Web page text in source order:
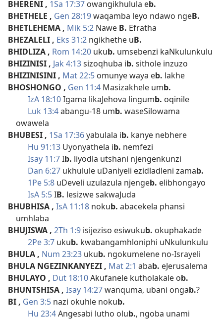
BHERENI , 1Sa 17:37 owangikhulula eb.
BHETHELE , Gen 28:19waqamba leyo ndawo ngeB.
BHETLEHEMA , Mik 5:2 Nawe B. Efratha
BHEZALELI , Eks 31:2 ngikhethe uB.
BHIDLIZA , Rom 14:20 ukub. umsebenzi kaNkulunkulu
BHIZINISI , Jak 4:13sizoqhuba ib. sithole inzuzo
BHIZINISINI , Mat 22:5 omunye waya eb. lakhe
BHOSHONGO , Gen 11:4 Masizakhele umb.
IzA 18:10Igama likaJehova lingumb. oqinile
Luk 13:4abangu-18 umb. waseSilowama
owawela
BHUBESI , 1Sa 17:36yabulala ib. kanye nebhere
Hu 91:13 Uyonyathela ib. nemfezi
Isay 11:7Ib. liyodla utshani njengenkunzi
Dan 6:27 ukhulule uDaniyeli ezidladleni zamab.
1Pe 5:8 uDeveli uzulazula njengeb. elibhongayo
IsA 5:5IB. lesizwe sakwaJuda
BHUBHISA , IsA 11:18 nokub. abacekela phansi
umhlaba
BHUJISWA , 2Th 1:9 isijeziso esiwukub. okuphakade
2Pe 3:7 ukub. kwabangamhloniphi uNkulunkulu
BHULA , Num 23:23 ukub. ngokumelene no-Israyeli
BHULA NGEZINKANYEZI , Mat 2:1 abab. eJerusalema
BHULAYO , Dut 18:10Akufanele kutholakale ob.
BHUNTSHISA , Isay 14:27wanquma, ubani ongab.?
BI , Gen 3:5 nazi okuhle nokub.
Hu 23:4Angesabi lutho olub., ngoba unami